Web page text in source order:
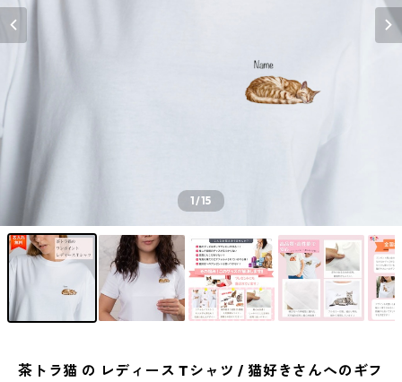
1/15
茶トラ猫 の レディース Tシャツ / 猫好きさんへのギフ